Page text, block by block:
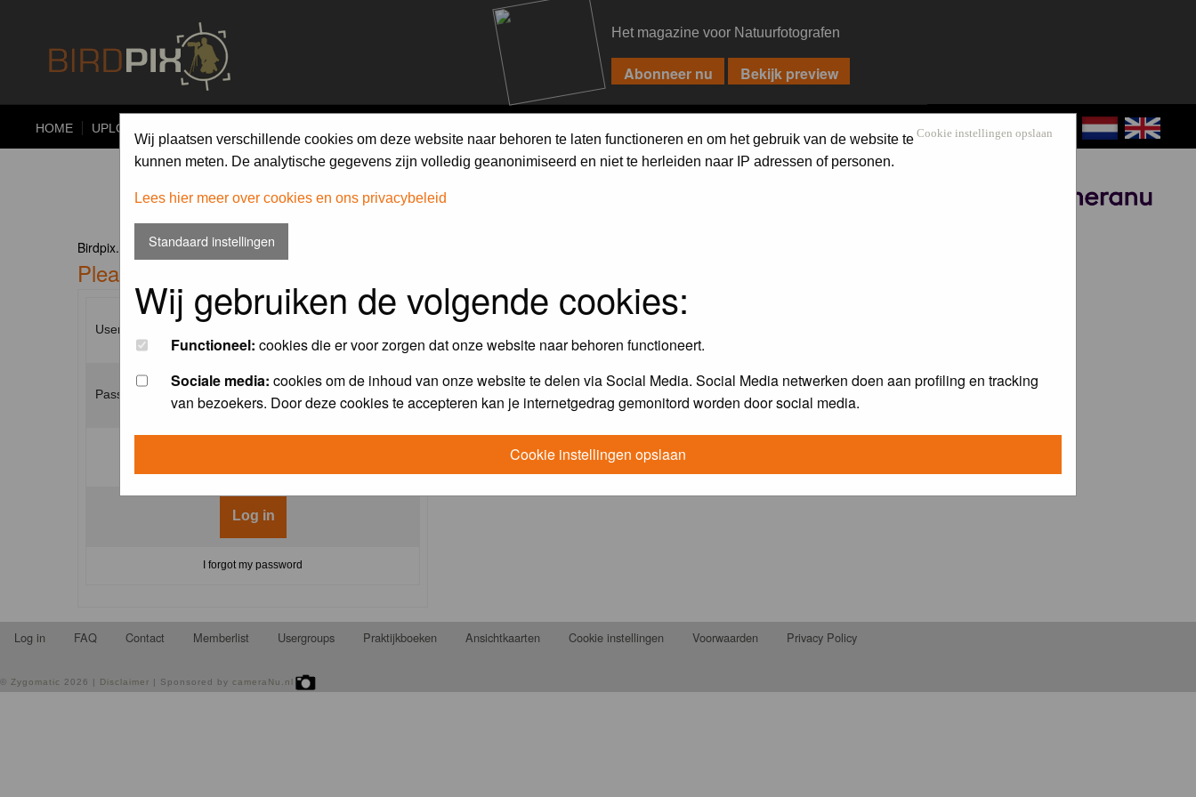
Het magazine voor Natuurfotografen
HOME UPLOAD Cookie instellingen opslaan
Wij plaatsen verschillende cookies om deze website naar behoren te laten functioneren en om het gebruik van de website te
kunnen meten. De analytische gegevens zijn volledig geanonimiseerd en niet te herleiden naar IP adressen of personen.
Lees hier meer over cookies en ons privacybeleid
Standaard instellingen
Wij gebruiken de volgende cookies:
Functioneel: cookies die er voor zorgen dat onze website naar behoren functioneert.
Sociale media: cookies om de inhoud van onze website te delen via Social Media. Social Media netwerken doen aan profiling en tracking
van bezoekers. Door deze cookies te accepteren kan je internetgedrag gemonitord worden door social media.
Cookie instellingen opslaan
Birdpix.nl Forum Index
Please enter your username and password to log in.
Username:
Password:
I forgot my password
Log in FAQ Contact Memberlist Usergroups Praktijkboeken Ansichtkaarten Cookie instellingen Voorwaarden Privacy Policy
© Zygomatic 2026 | Disclaimer | Sponsored by cameraNu.nl